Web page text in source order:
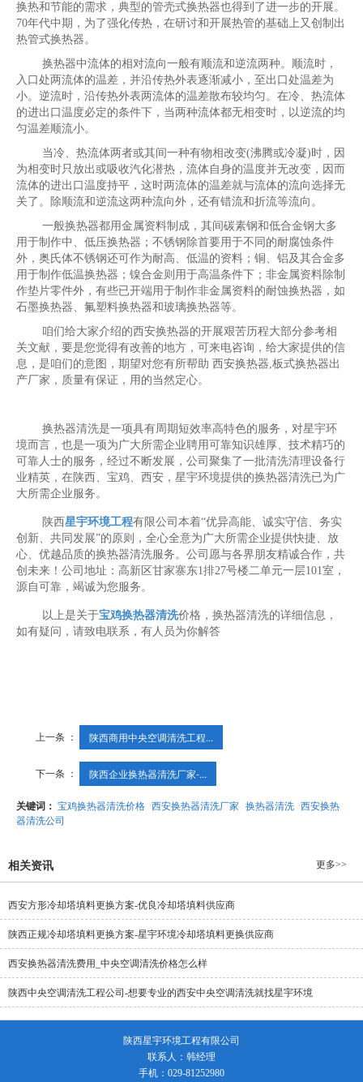
换热和节能的需求，典型的管壳式换热器也得到了进一步的开展。
70年代中期，为了强化传热，在研讨和开展热管的基础上又创制出
热管式换热器。
换热器中流体的相对流向一般有顺流和逆流两种。顺流时，
入口处两流体的温差，并沿传热外表逐渐减小，至出口处温差为
小。逆流时，沿传热外表两流体的温差散布较均匀。在冷、热流体
的进出口温度必定的条件下，当两种流体都无相变时，以逆流的均
匀温差顺流小。
当冷、热流体两者或其间一种有物相改变(沸腾或冷凝)时，因
为相变时只放出或吸收汽化潜热，流体自身的温度并无改变，因而
流体的进出口温度持平，这时两流体的温差就与流体的流向选择无
关了。除顺流和逆流这两种流向外，还有错流和折流等流向。
一般换热器都用金属资料制成，其间碳素钢和低合金钢大多
用于制作中、低压换热器；不锈钢除首要用于不同的耐腐蚀条件
外，奥氏体不锈钢还可作为耐高、低温的资料；铜、铝及其合金多
用于制作低温换热器；镍合金则用于高温条件下；非金属资料除制
作垫片零件外，有些已开端用于制作非金属资料的耐蚀换热器，如
石墨换热器、氟塑料换热器和玻璃换热器等。
咱们给大家介绍的西安换热器的开展艰苦历程大部分参考相
关文献，要是您觉得有改善的地方，可来电咨询，给大家提供的信
息，是咱们的意图，期望对您有所帮助 西安换热器,板式换热器出
产厂家，质量有保证，用的当然定心。
换热器清洗是一项具有周期短效率高特色的服务，对星宇环
境而言，也是一项为广大所需企业聘用可靠知识雄厚、技术精巧的
可靠人士的服务，经过不断发展，公司聚集了一批清洗清理设备行
业精英，在陕西、宝鸡、西安，星宇环境提供的换热器清洗已为广
大所需企业服务。
陕西星宇环境工程有限公司本着“优异高能、诚实守信、务实
创新、共同发展”的原则，全心全意为广大所需企业提供快捷、放
心、优越品质的换热器清洗服务。公司愿与各界朋友精诚合作，共
创未来！公司地址：高新区甘家寨东1排27号楼二单元一层101室，
源自可靠，竭诚为您服务。
以上是关于宝鸡换热器清洗价格，换热器清洗的详细信息，
如有疑问，请致电联系，有人员为你解答
上一条 ： 陕西商用中央空调清洗工程...
下一条 ： 陕西企业换热器清洗厂家-...
关键词： 宝鸡换热器清洗价格 西安换热器清洗厂家 换热器清洗 西安换热
器清洗公司
相关资讯 更多>>
西安方形冷却塔填料更换方案-优良冷却塔填料供应商
陕西正规冷却塔填料更换方案-星宇环境冷却塔填料更换供应商
西安换热器清洗费用_中央空调清洗价格怎么样
陕西中央空调清洗工程公司-想要专业的西安中央空调清洗就找星宇环境
陕西星宇环境工程有限公司
联系人：韩经理
手机：029-81252980